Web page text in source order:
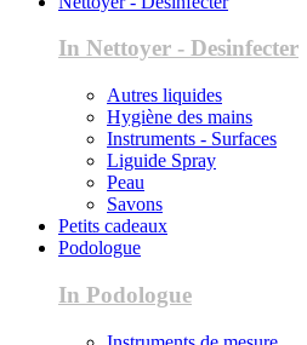
In Nettoyer - Desinfecter
Autres liquides
Hygiène des mains
Instruments - Surfaces
Liguide Spray
Peau
Savons
Petits cadeaux
Podologue
In Podologue